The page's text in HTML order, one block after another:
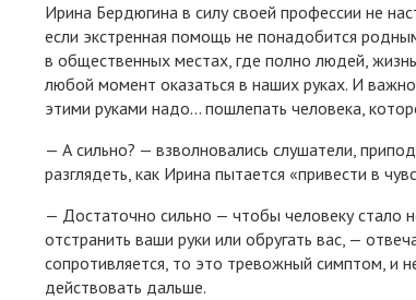
Ирина Бердюгина в силу своей профессии не
если экстренная помощь не понадобится
в общественных местах, где полно людей,
любой момент оказаться в наших руках. И
этими руками надо… пошлепать человека,
— А сильно? — взволновались слушатели,
разглядеть, как Ирина пытается «привести в
— Достаточно сильно — чтобы человеку стало
отстранить ваши руки или обругать вас, —
сопротивляется, то это тревожный симптом, и
действовать дальше.